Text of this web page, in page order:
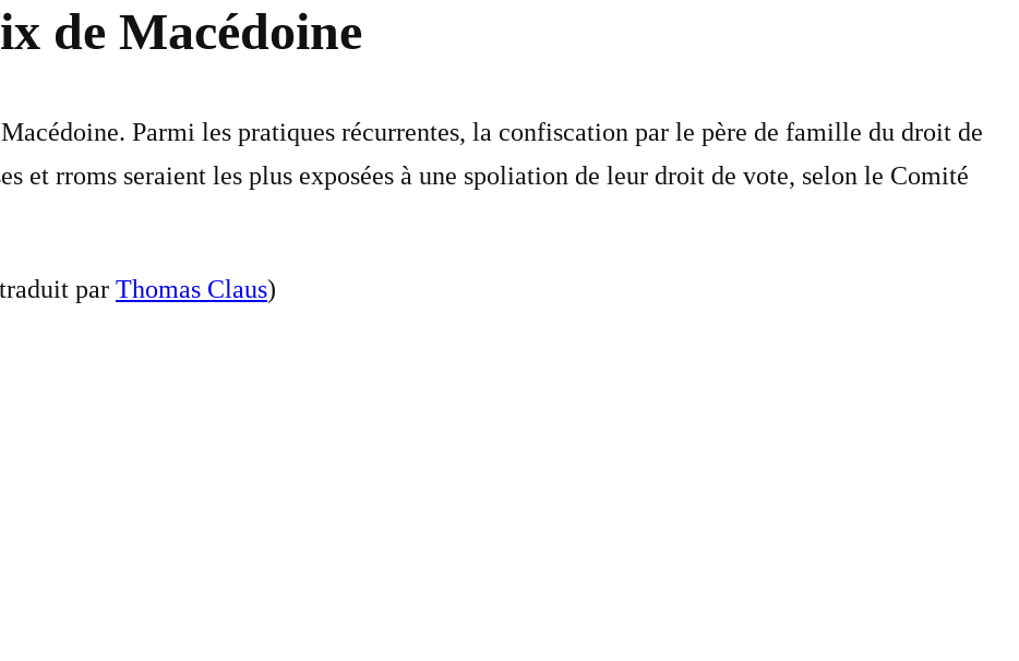
de Macédoine
Parmi les pratiques récurrentes, la confiscation par le père de famille du droit de
et rroms seraient les plus exposées à une spoliation de leur droit de vote, selon le Comité
par Thomas Claus)